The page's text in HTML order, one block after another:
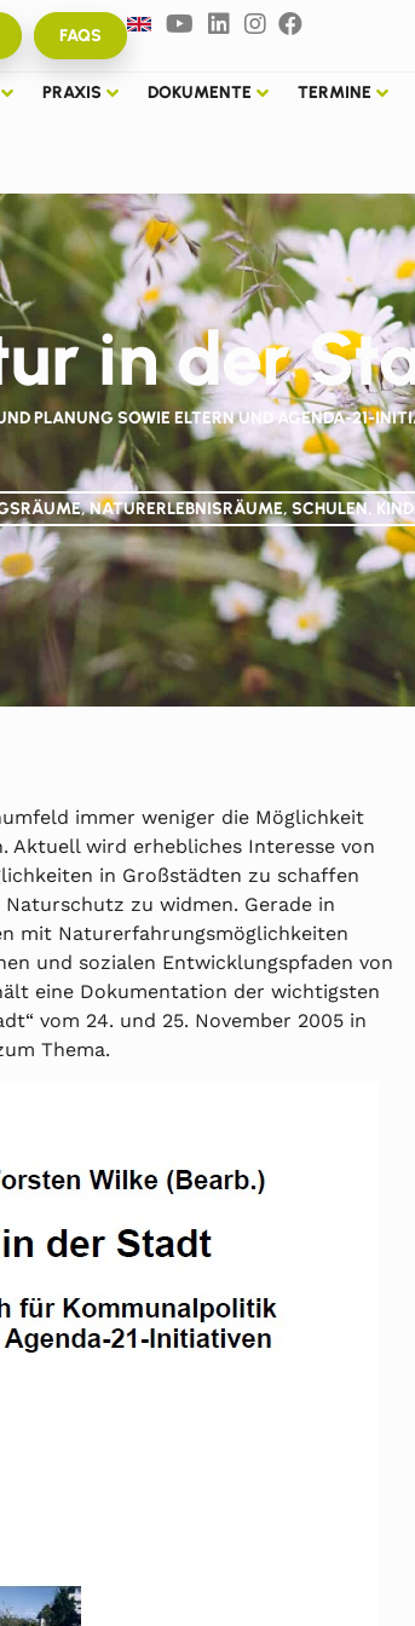
FAQS
PRAXIS DOKUMENTE TERMINE
in der
PLANUNG SOWIE ELTERN UND AGENDA-21-
NATURERLEBNISRÄUME, SCHULEN,
immer weniger die Möglichkeit
Aktuell wird erhebliches Interesse von
in Großstädten zu schaffen
zu widmen. Gerade in
mit Naturerfahrungsmöglichkeiten
und sozialen Entwicklungspfaden von
eine Dokumentation der wichtigsten
vom 24. und 25. November 2005 in
Thema.